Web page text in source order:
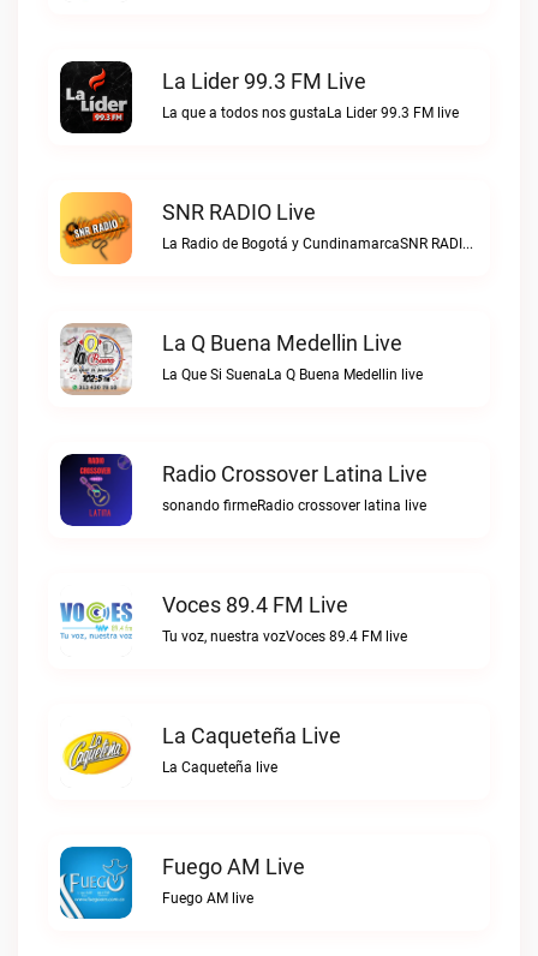
La Lider 99.3 FM Live
La que a todos nos gustaLa Lider 99.3 FM live
SNR RADIO Live
La Radio de Bogotá y CundinamarcaSNR RADIO live
La Q Buena Medellin Live
La Que Si SuenaLa Q Buena Medellin live
Radio Crossover Latina Live
sonando firmeRadio crossover latina live
Voces 89.4 FM Live
Tu voz, nuestra vozVoces 89.4 FM live
La Caqueteña Live
La Caqueteña live
Fuego AM Live
Fuego AM live